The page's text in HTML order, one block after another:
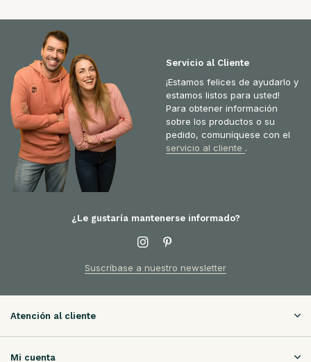
Servicio al Cliente
¡Estamos felices de ayudarlo y
estamos listos para usted!
Para obtener información
sobre los productos o su
pedido, comuníquese con el
servicio al cliente .
¿Le gustaría mantenerse informado?
Suscríbase a nuestro newsletter
Atención al cliente
Mi cuenta